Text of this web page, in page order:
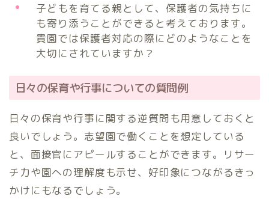
子どもを育てる親として、保護者の気持ちに
も寄り添うことができると考えております。
貴園では保護者対応の際にどのようなことを
大切にされていますか？
日々の保育や行事についての質問例
日々の保育や行事に関する逆質問も用意しておくと
良いでしょう。志望園で働くことを想定している
と、面接官にアピールすることができます。リサー
チ力や園への理解度も示せ、好印象につながるきっ
かけにもなるでしょう。